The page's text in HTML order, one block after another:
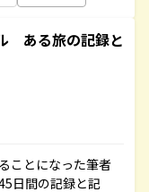
ある旅の記録と
ことになった筆者
日間の記録と記